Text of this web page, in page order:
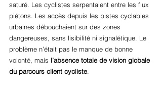
saturé. Les cyclistes serpentaient entre les flux
piétons. Les accès depuis les pistes cyclables
urbaines débouchaient sur des zones
dangereuses, sans lisibilité ni signalétique. Le
problème n’était pas le manque de bonne
volonté, mais l’absence totale de vision globale
du parcours client cycliste.